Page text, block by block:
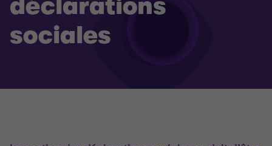
déclarations
sociales